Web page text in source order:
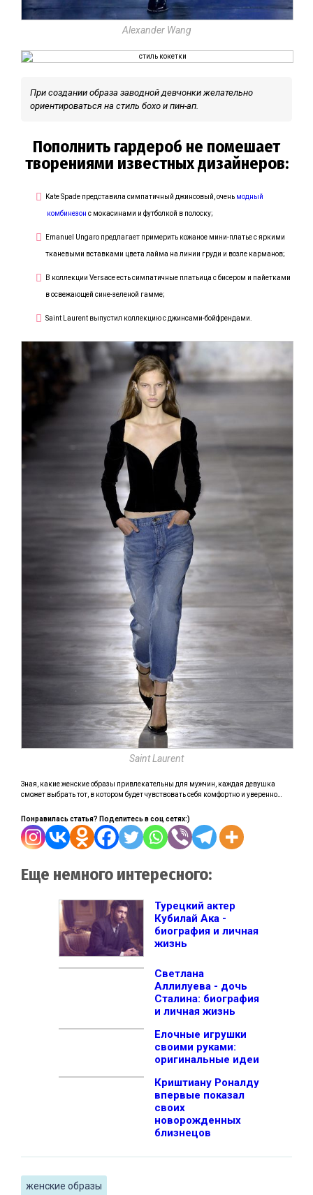
Alexander Wang
При создании образа заводной девчонки желательно
ориентироваться на стиль бохо и пин-ап.
Пополнить гардероб не помешает
творениями известных дизайнеров:
Kate Spade представила симпатичный джинсовый, очень модный
комбинезон с мокасинами и футболкой в полоску;
Emanuel Ungaro предлагает примерить кожаное мини-платье с яркими
тканевыми вставками цвета лайма на линии груди и возле карманов;
В коллекции Versace есть симпатичные платьица с бисером и пайетками
в освежающей сине-зеленой гамме;
Saint Laurent выпустил коллекцию с джинсами-бойфрендами.
Saint Laurent
Зная, какие женские образы привлекательны для мужчин, каждая девушка
сможет выбрать тот, в котором будет чувствовать себя комфортно и уверенно…
Понравилась статья? Поделитесь в соц сетях:)
Еще немного интересного:
Турецкий актер
Кубилай Ака -
биография и личная
жизнь
Светлана
Аллилуева - дочь
Сталина: биография
и личная жизнь
Елочные игрушки
своими руками:
оригинальные идеи
Криштиану Роналду
впервые показал
своих
новорожденных
близнецов
женские образы